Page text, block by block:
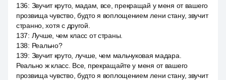
136: Звучит круто, мадам, все, прекращай у меня от вашего
прозвища чувство, будто я воплощением лени стану, звучит
странно, хотя с другой.
137: Лучше, чем класс от страны.
138: Реально?
139: Звучит круто, лучше, чем мальчуковая мадара.
Реально ж класс. Все, прекращайте у меня от вашего
прозвища чувство, будто я воплощением лени стану, звучит